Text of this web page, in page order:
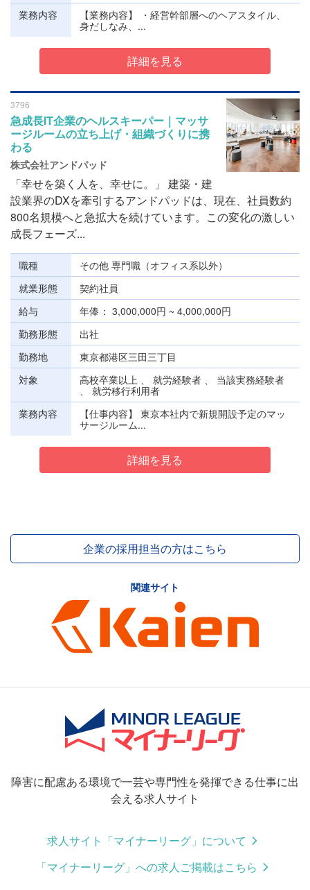
業務内容
【業務内容】 ・経営幹部層へのヘアスタイル、
身だしなみ、...
詳細を見る
3796
急成長IT企業のヘルスキーパー｜マッサ
ージルームの立ち上げ・組織づくりに携
わる
株式会社アンドパッド
「幸せを築く人を、幸せに。」 建築・建
設業界のDXを牽引するアンドパッドは、現在、社員数約
800名規模へと急拡大を続けています。この変化の激しい
成長フェーズ...
職種
その他 専門職（オフィス系以外）
就業形態
契約社員
給与
年俸
3,000,000円 ~ 4,000,000円
勤務形態
出社
勤務地
東京都港区三田三丁目
対象
高校卒業以上 、 就労経験者 、 当該実務経験者
、 就労移行利用者
業務内容
【仕事内容】 東京本社内で新規開設予定のマッ
サージルーム...
詳細を見る
企業の採用担当の方はこちら
関連サイト
障害に配慮ある環境で一芸や専門性を発揮できる仕事に出
会える求人サイト
求人サイト「マイナーリーグ」について
「マイナーリーグ」への求人ご掲載はこちら